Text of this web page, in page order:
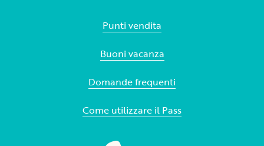
Punti vendita
Buoni vacanza
Domande frequenti
Come utilizzare il Pass